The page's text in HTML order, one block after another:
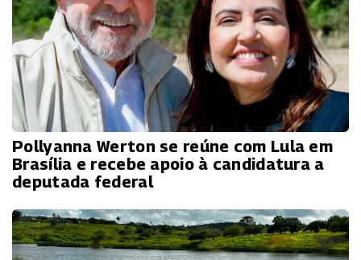
Pollyanna Werton se reúne com Lula em
Brasília e recebe apoio à candidatura a
deputada federal